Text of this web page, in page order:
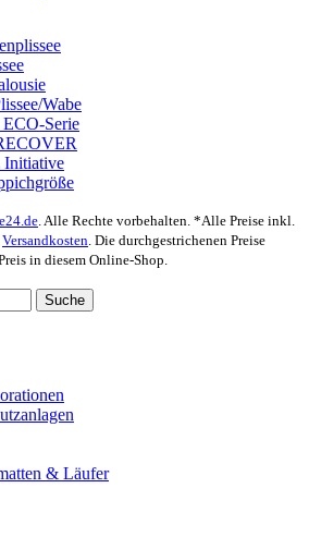
Wabe
Serie
. Alle Rechte vorbehalten. *Alle Preise inkl.
Versandkosten. Die durchgestrichenen Preise
in diesem Online-Shop.
Suche
& Läufer